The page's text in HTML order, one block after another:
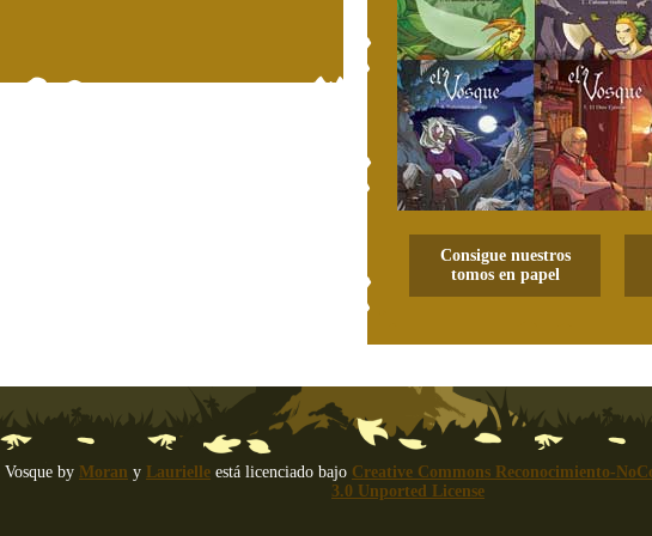
Consigue nuestros
tomos en papel
by Moran y Laurielle está licenciado bajo Creative Commons Reconocimiento-
3.0 Unported License